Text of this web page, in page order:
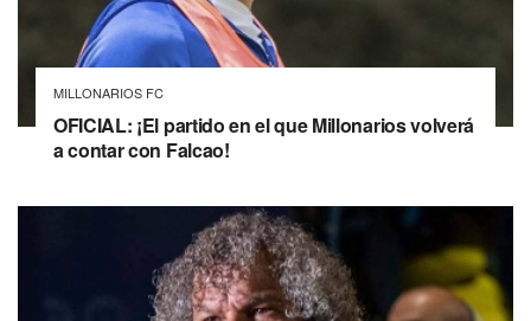
MILLONARIOS FC
OFICIAL: ¡El partido en el que Millonarios volverá
a contar con Falcao!